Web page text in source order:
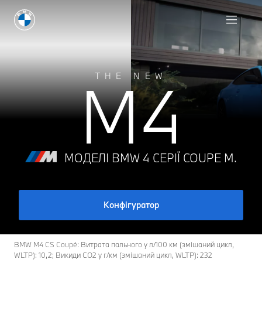
THE NEW
M4
МОДЕЛІ BMW 4 СЕРІЇ COUPЕ M.
Конфігуратор
BMW M4 CS Coupé: Витрата пального у л/100 км (змішаний цикл,
WLTP): 10,2; Викиди CO2 у г/км (змішаний цикл, WLTP): 232
Конфігуратор